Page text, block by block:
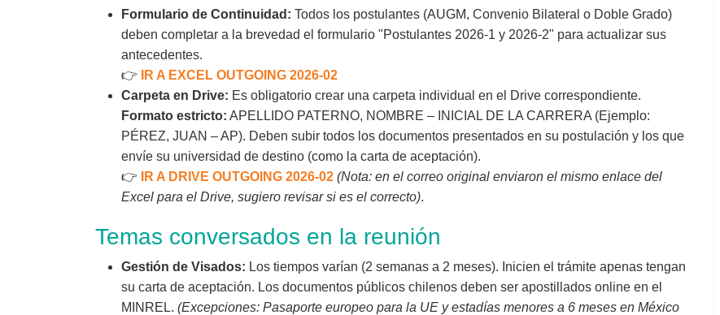
Formulario de Continuidad: Todos los postulantes (AUGM, Convenio Bilateral o Doble Grado)
deben completar a la brevedad el formulario "Postulantes 2026-1 y 2026-2" para actualizar sus
antecedentes.
👉
IR A EXCEL OUTGOING 2026-02
Carpeta en Drive: Es obligatorio crear una carpeta individual en el Drive correspondiente.
Formato estricto: APELLIDO PATERNO, NOMBRE – INICIAL DE LA CARRERA (Ejemplo:
PÉREZ, JUAN – AP). Deben subir todos los documentos presentados en su postulación y los que
envíe su universidad de destino (como la carta de aceptación).
👉
IR A DRIVE OUTGOING 2026-02 (Nota: en el correo original enviaron el mismo enlace del
Excel para el Drive, sugiero revisar si es el correcto).
Temas conversados en la reunión
Gestión de Visados: Los tiempos varían (2 semanas a 2 meses). Inicien el trámite apenas tengan
su carta de aceptación. Los documentos públicos chilenos deben ser apostillados online en el
MINREL. (Excepciones: Pasaporte europeo para la UE y estadías menores a 6 meses en México